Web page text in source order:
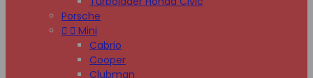
Porsche
  Mini
Cabrio
Cooper
Clubman